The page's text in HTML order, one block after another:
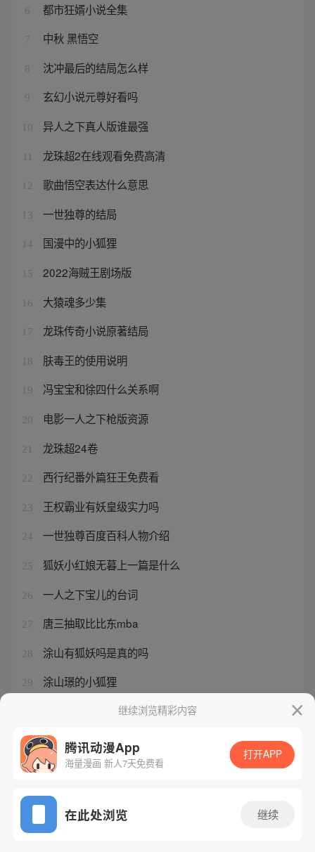
6 都市狂婿小说全集
7 中秋 黑悟空
8 沈冲最后的结局怎么样
9 玄幻小说元尊好看吗
10 异人之下真人版谁最强
龙珠超2在线观看免费高清
12 歌曲悟空表达什么意思
13 一世独尊的结局
14 国漫中的小狐狸
15 2022海贼王剧场版
16 大猿魂多少集
17 龙珠传奇小说原著结局
18 肤毒王的使用说明
19 冯宝宝和徐四什么关系啊
20 电影一人之下枪版资源
21 龙珠超24卷
22 西行纪番外篇狂王免费看
23 王权霸业有妖皇级实力吗
24 一世独尊百度百科人物介绍
25 狐妖小红娘无暮上一篇是什么
26 一人之下宝儿的台词
27 唐三抽取比比东mba
28 涂山有狐妖吗是真的吗
29 涂山璟的小狐狸
一人之下电影版演员表介绍
继续浏览精彩内容
腾讯动漫App
海量漫画 新人7天免费看
打开APP
在此处浏览 继续
网站备案/许可证号：粤B2-20090059-5
Copyright©1998 - 2026 Tencent. All Rights Reserved